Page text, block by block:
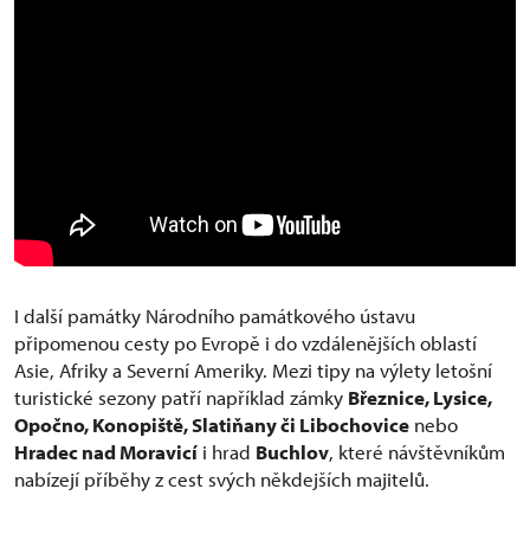
I další památky Národního památkového ústavu
připomenou cesty po Evropě i do vzdálenějších oblastí
Asie, Afriky a Severní Ameriky. Mezi tipy na výlety letošní
turistické sezony patří například zámky Březnice, Lysice,
Opočno, Konopiště, Slatiňany či Libochovice nebo
Hradec nad Moravicí i hrad Buchlov, které návštěvníkům
nabízejí příběhy z cest svých někdejších majitelů.